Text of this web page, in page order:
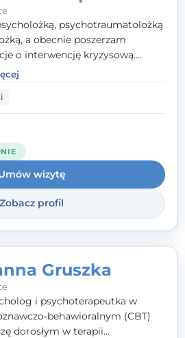
psychotraumatolożką
a obecnie poszerzam
o interwencję kryzysową.
nurcie terapii trzeciej fali, łącząc
potwierdzonej skuteczności.
młodzieży, dorosłym i parom w
z bolesnymi
tak, by mogli żyć pełniej.
wizytę
Zobacz profil
Gruszka
i psychoterapeutka w
behawioralnym (CBT)
dorosłym w terapii